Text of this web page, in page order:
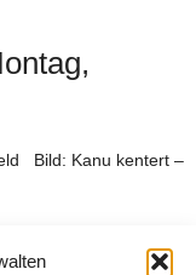
Bild: Kanu kentert –